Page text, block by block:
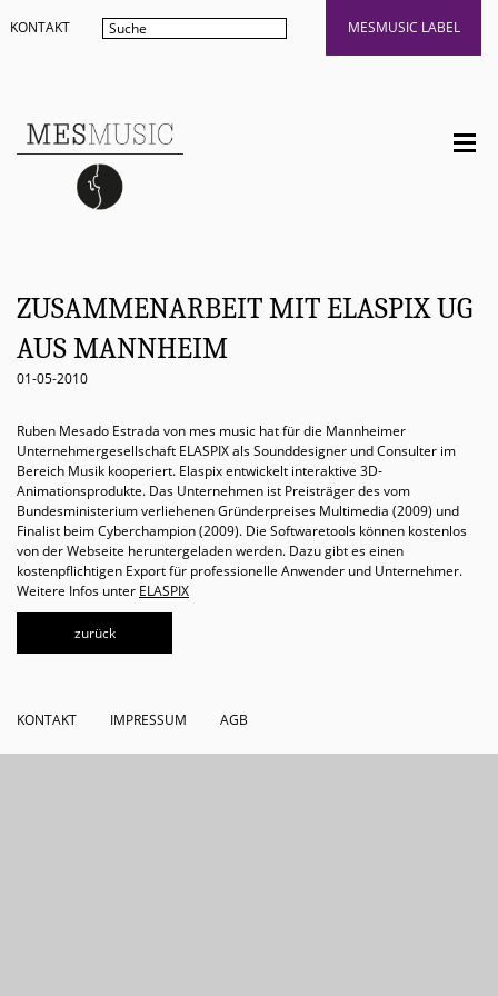
KONTAKT MESMUSIC LABEL
ZUSAMMENARBEIT MIT ELASPIX UG
AUS MANNHEIM
01-05-2010
Ruben Mesado Estrada von mes music hat für die Mannheimer
Unternehmergesellschaft ELASPIX als Sounddesigner und Consulter im
Bereich Musik kooperiert. Elaspix entwickelt interaktive 3D-
Animationsprodukte. Das Unternehmen ist Preisträger des vom
Bundesministerium verliehenen Gründerpreises Multimedia (2009) und
Finalist beim Cyberchampion (2009). Die Softwaretools können kostenlos
von der Webseite heruntergeladen werden. Dazu gibt es einen
kostenpflichtigen Export für professionelle Anwender und Unternehmer.
Weitere Infos unter ELASPIX
zurück
KONTAKT IMPRESSUM AGB